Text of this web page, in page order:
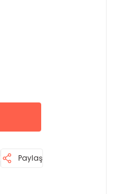
Paylaş